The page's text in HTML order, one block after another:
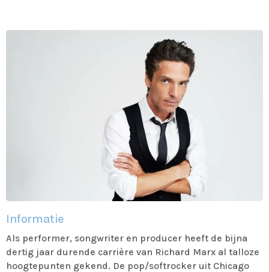
Informatie
Als performer, songwriter en producer heeft de bijna
dertig jaar durende carrière van Richard Marx al talloze
hoogtepunten gekend. De pop/softrocker uit Chicago